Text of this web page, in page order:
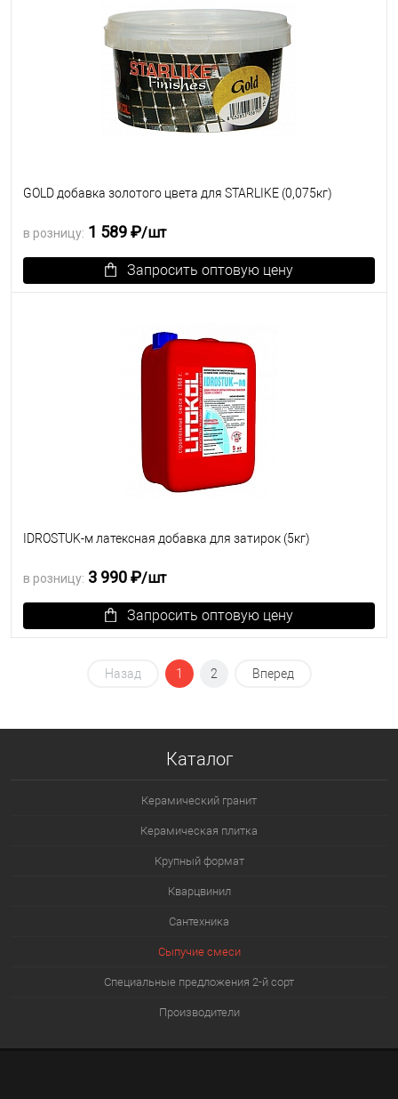
GOLD добавка золотого цвета для STARLIKE (0,075кг)
в розницу: 1 589 ₽/шт
Запросить оптовую цену
IDROSTUK-м латексная добавка для затирок (5кг)
в розницу: 3 990 ₽/шт
Запросить оптовую цену
Назад 1 2 Вперед
Каталог
Керамический гранит
Керамическая плитка
Крупный формат
Кварцвинил
Сантехника
Сыпучие смеси
Специальные предложения 2-й сорт
Производители